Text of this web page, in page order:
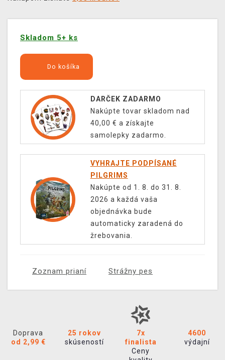
Skladom 5+ ks
Do košíka
DARČEK ZADARMO
Nakúpte tovar skladom nad
40,00 € a získajte
samolepky zadarmo.
VYHRAJTE PODPÍSANÉ
PILGRIMS
Nakúpte od 1. 8. do 31. 8.
2026 a každá vaša
objednávka bude
automaticky zaradená do
žrebovania.
Zoznam prianí Strážny pes
Doprava
od 2,99 €
25 rokov
skúseností
7x
finalista
Ceny
4600
výdajní